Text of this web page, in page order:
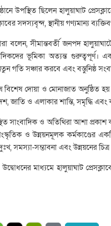
উপস্থিত ছিলেন হালুয়াঘাট
সদস্যবৃন্দ, স্থানীয় গণ্যমান্য
বলেন, সীমান্তবর্তী জনপদ
ভূমিকা অত্যন্ত গুরুত্বপূর্ণ।
গতি সঞ্চার করবে এবং বস্তুনিষ্ঠ
বিশেষ দোয়া ও মোনাজাত অনুষ্ঠিত
জাতি ও এলাকার শান্তি, সমৃদ্ধি এবং
সাংবাদিক ও অতিথিরা আশা প্রকাশ
ও উন্নয়নমূলক কর্মকাণ্ডের
সমস্যা-সম্ভাবনা এবং উন্নয়নের
মাধ্যমে হালুয়াঘাট